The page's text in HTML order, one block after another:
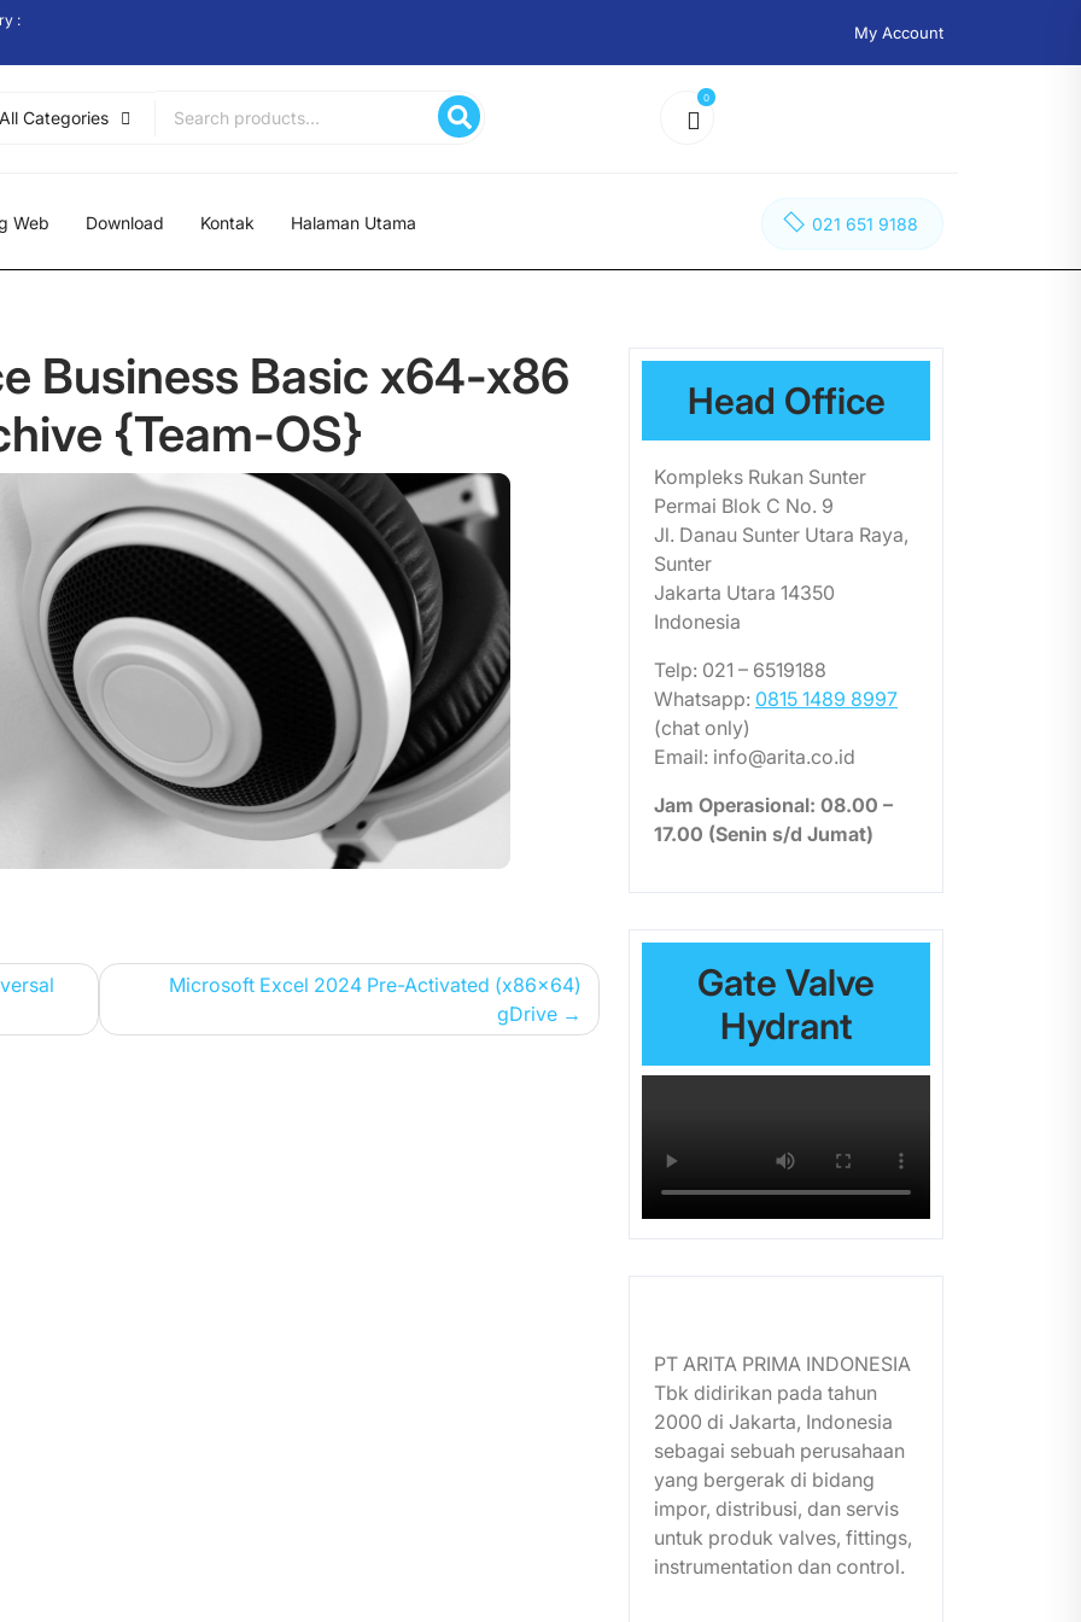
:
My Account
All Categories
0
Web Download Kontak Halaman Utama 021 651 9188
Business Basic x64-x86
{Team-OS}
Microsoft Excel 2024 Pre-Activated (x86x64)
gDrive
Head Office
Kompleks Rukan Sunter
Permai Blok C No. 9
Jl. Danau Sunter Utara Raya,
Sunter
Jakarta Utara 14350
Indonesia
Telp: 021 – 6519188
Whatsapp: 0815 1489 8997
(chat only)
Email: info@arita.co.id
Jam Operasional: 08.00 –
17.00 (Senin s/d Jumat)
Gate Valve
Hydrant
PT ARITA PRIMA INDONESIA
Tbk didirikan pada tahun
2000 di Jakarta, Indonesia
sebagai sebuah perusahaan
yang bergerak di bidang
impor, distribusi, dan servis
untuk produk valves, fittings,
instrumentation dan control.